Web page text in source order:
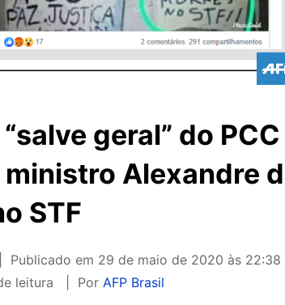
geral” do
Alexandre
STF
Publicado em 29 de maio de 2020 às 22:38
leitura
Por AFP Brasil